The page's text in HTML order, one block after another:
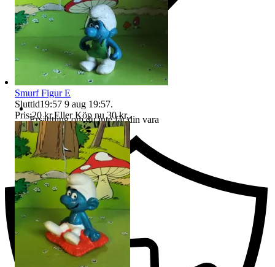
Ersättning om du inte får din vara
Smurf Figur E
Sluttid19:57 9 aug 19:57.
Pris:20 kr,Eller Köp nu 30 kr,.